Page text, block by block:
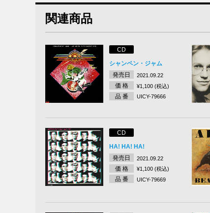
関連商品
CD
シャンペン・ジャム
発売日
2021.09.22
価 格 ¥1,100 (税込)
品 番 UICY-79666
CD
HA! HA! HA!
発売日
2021.09.22
価 格 ¥1,100 (税込)
品 番 UICY-79669